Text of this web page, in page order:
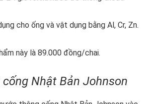
cho ống và vật dụng bằng Al, Cr, Zn.
này là 89.000 đồng/chai.
Nhật Bản Johnson